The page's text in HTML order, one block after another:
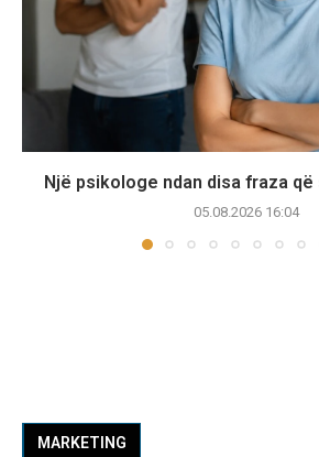
Një psikologe ndan disa fraza
05.08.2026 16:04
MARKETING